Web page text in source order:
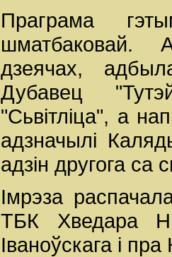
Праграма
шматбаковай.
дзеячах,
Дубавец
"Сьвітліца", а
адзначылі
адзін другога са
Імрэза
ТБК Хведара
Іваноўскага і